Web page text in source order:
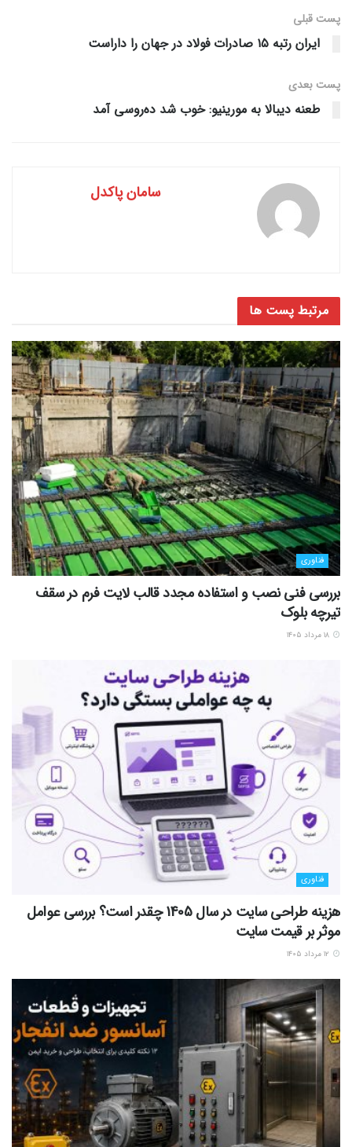
پست قبلی
ایران رتبه ۱۵ صادرات فولاد در جهان را داراست
پست‌ بعدی
طعنه دیبالا به مورینیو: خوب شد ده‌روسی آمد
سامان پاکدل
مرتبط پست ها
فناوری
بررسی فنی نصب و استفاده مجدد قالب لایت فرم در سقف
تیرچه بلوک
فناوری
هزینه طراحی سایت در سال 1405 چقدر است؟ بررسی عوامل
موثر بر قیمت سایت